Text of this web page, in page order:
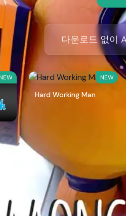
다운로드 없이
NEW
Hard Working Man